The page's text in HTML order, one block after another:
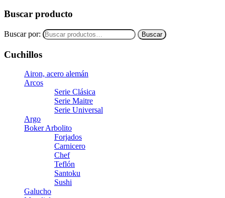
Buscar producto
Buscar por: Buscar
Cuchillos
Airon, acero alemán
Arcos
Serie Clásica
Serie Maitre
Serie Universal
Argo
Boker Arbolito
Forjados
Carnicero
Chef
Teflón
Santoku
Sushi
Galucho